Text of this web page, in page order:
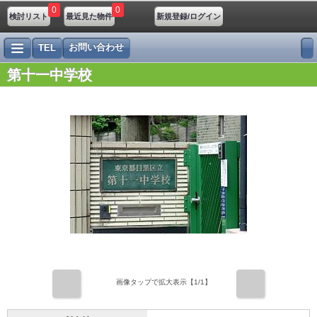
検討リスト
0
最近見た物件
0
新規登録/ログイン
TEL お問い合わせ
第十一中学校
画像タップで拡大表示【1/1】